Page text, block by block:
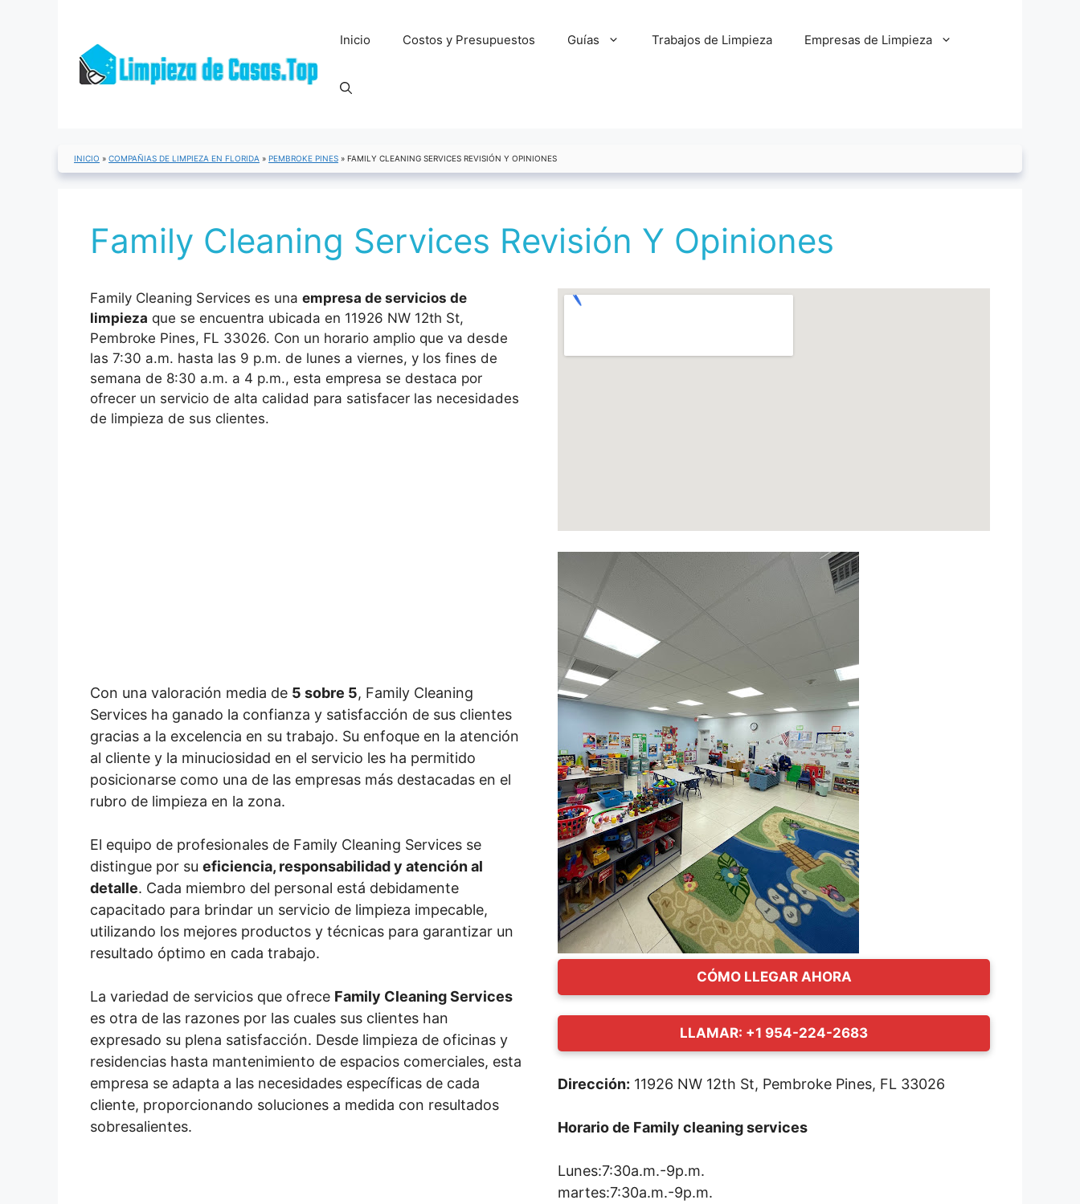
Inicio Costos y Presupuestos Guías Trabajos de Limpieza Empresas de Limpieza
INICIO » COMPAÑIAS DE LIMPIEZA EN FLORIDA » PEMBROKE PINES » FAMILY CLEANING SERVICES REVISIÓN Y OPINIONES
Family Cleaning Services Revisión Y Opiniones
Family Cleaning Services es una empresa de servicios de
limpieza que se encuentra ubicada en 11926 NW 12th St,
Pembroke Pines, FL 33026. Con un horario amplio que va desde
las 7:30 a.m. hasta las 9 p.m. de lunes a viernes, y los fines de
semana de 8:30 a.m. a 4 p.m., esta empresa se destaca por
ofrecer un servicio de alta calidad para satisfacer las necesidades
de limpieza de sus clientes.
Con una valoración media de 5 sobre 5, Family Cleaning
Services ha ganado la confianza y satisfacción de sus clientes
gracias a la excelencia en su trabajo. Su enfoque en la atención
al cliente y la minuciosidad en el servicio les ha permitido
posicionarse como una de las empresas más destacadas en el
rubro de limpieza en la zona.
El equipo de profesionales de Family Cleaning Services se
distingue por su eficiencia, responsabilidad y atención al
detalle. Cada miembro del personal está debidamente
capacitado para brindar un servicio de limpieza impecable,
utilizando los mejores productos y técnicas para garantizar un
resultado óptimo en cada trabajo.
La variedad de servicios que ofrece Family Cleaning Services
es otra de las razones por las cuales sus clientes han
expresado su plena satisfacción. Desde limpieza de oficinas y
residencias hasta mantenimiento de espacios comerciales, esta
empresa se adapta a las necesidades específicas de cada
cliente, proporcionando soluciones a medida con resultados
sobresalientes.
CÓMO LLEGAR AHORA
LLAMAR: +1 954-224-2683
Dirección: 11926 NW 12th St, Pembroke Pines, FL 33026
Horario de Family cleaning services
Lunes:7:30a.m.-9p.m.
martes:7:30a.m.-9p.m.